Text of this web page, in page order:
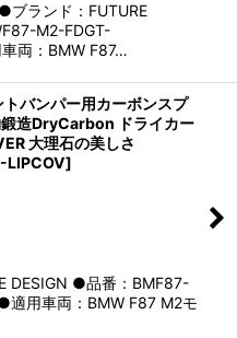
ランド：FUTURE
M2-FDGT-
両：BMW F87…
バンパー用カーボンスプ
鍛造DryCarbon ドライカー
大理石の美しさ
]
DESIGN ●品番：BMF87-
適用車両：BMW F87 M2モ